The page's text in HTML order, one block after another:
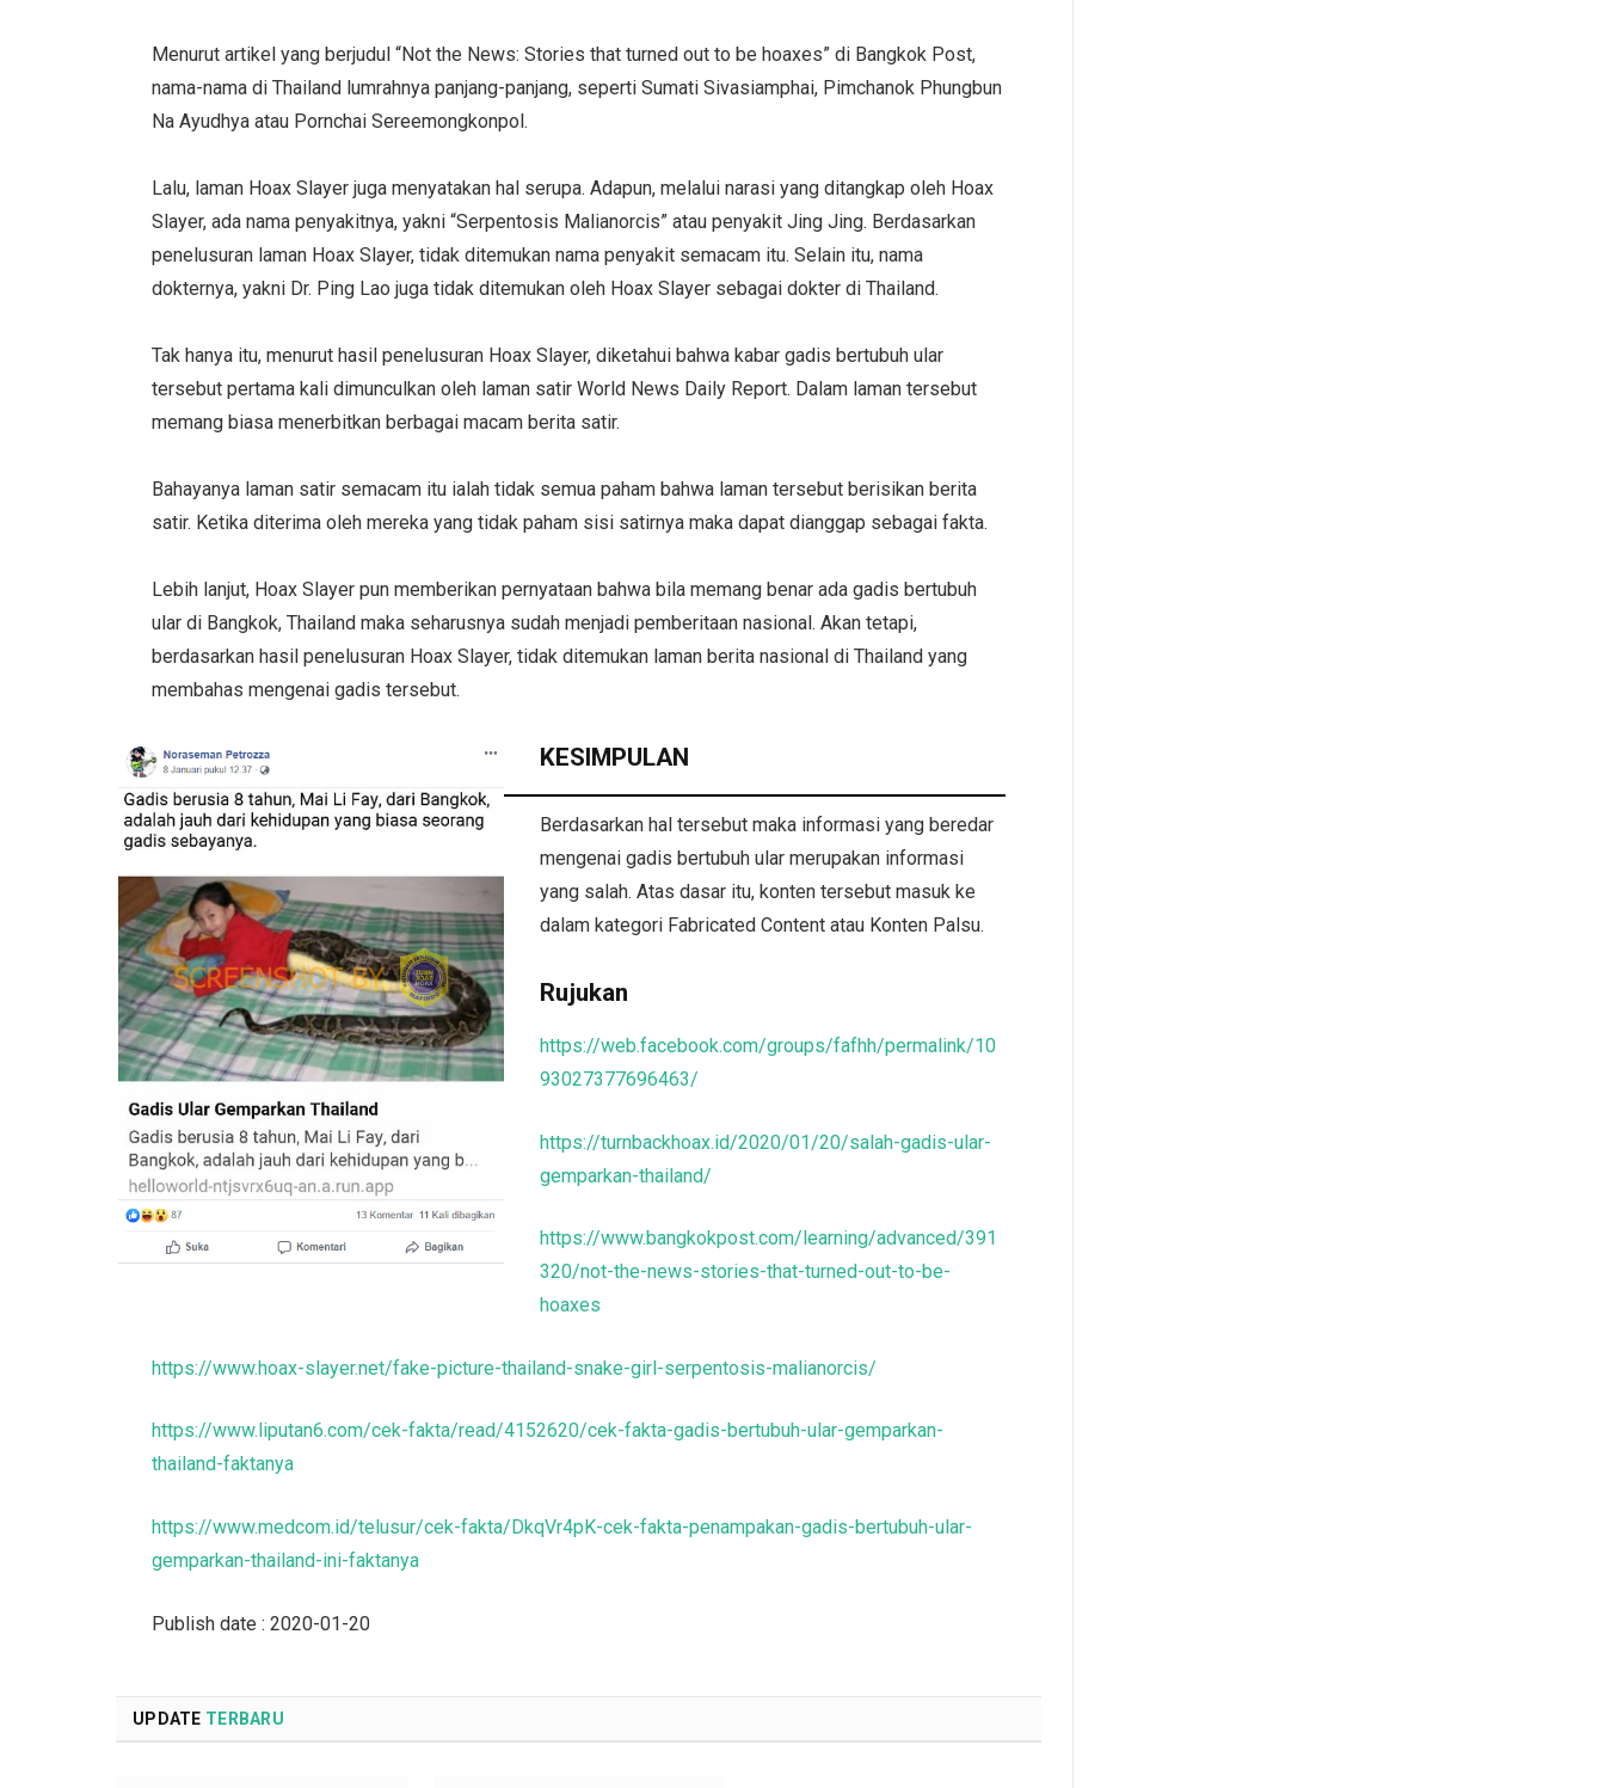
Menurut artikel yang berjudul “Not the News: Stories that turned out to be hoaxes” di Bangkok Post,
nama-nama di Thailand lumrahnya panjang-panjang, seperti Sumati Sivasiamphai, Pimchanok Phungbun
Na Ayudhya atau Pornchai Sereemongkonpol.
Lalu, laman Hoax Slayer juga menyatakan hal serupa. Adapun, melalui narasi yang ditangkap oleh Hoax
Slayer, ada nama penyakitnya, yakni “Serpentosis Malianorcis” atau penyakit Jing Jing. Berdasarkan
penelusuran laman Hoax Slayer, tidak ditemukan nama penyakit semacam itu. Selain itu, nama
dokternya, yakni Dr. Ping Lao juga tidak ditemukan oleh Hoax Slayer sebagai dokter di Thailand.
Tak hanya itu, menurut hasil penelusuran Hoax Slayer, diketahui bahwa kabar gadis bertubuh ular
tersebut pertama kali dimunculkan oleh laman satir World News Daily Report. Dalam laman tersebut
memang biasa menerbitkan berbagai macam berita satir.
Bahayanya laman satir semacam itu ialah tidak semua paham bahwa laman tersebut berisikan berita
satir. Ketika diterima oleh mereka yang tidak paham sisi satirnya maka dapat dianggap sebagai fakta.
Lebih lanjut, Hoax Slayer pun memberikan pernyataan bahwa bila memang benar ada gadis bertubuh
ular di Bangkok, Thailand maka seharusnya sudah menjadi pemberitaan nasional. Akan tetapi,
berdasarkan hasil penelusuran Hoax Slayer, tidak ditemukan laman berita nasional di Thailand yang
membahas mengenai gadis tersebut.
KESIMPULAN
Berdasarkan hal tersebut maka informasi yang beredar
mengenai gadis bertubuh ular merupakan informasi
yang salah. Atas dasar itu, konten tersebut masuk ke
dalam kategori Fabricated Content atau Konten Palsu.
Rujukan
https://web.facebook.com/groups/fafhh/permalink/10
93027377696463/
https://turnbackhoax.id/2020/01/20/salah-gadis-ular-
gemparkan-thailand/
https://www.bangkokpost.com/learning/advanced/391
320/not-the-news-stories-that-turned-out-to-be-
hoaxes
https://www.hoax-slayer.net/fake-picture-thailand-snake-girl-serpentosis-malianorcis/
https://www.liputan6.com/cek-fakta/read/4152620/cek-fakta-gadis-bertubuh-ular-gemparkan-
thailand-faktanya
https://www.medcom.id/telusur/cek-fakta/DkqVr4pK-cek-fakta-penampakan-gadis-bertubuh-ular-
gemparkan-thailand-ini-faktanya
Publish date : 2020-01-20
UPDATE TERBARU